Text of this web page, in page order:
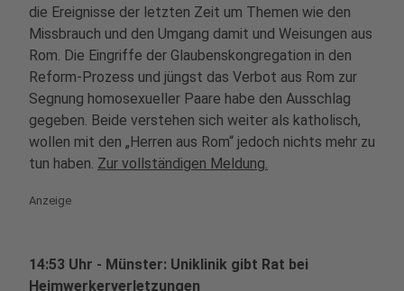
die Ereignisse der letzten Zeit um Themen wie den
Missbrauch und den Umgang damit und Weisungen aus
Rom. Die Eingriffe der Glaubenskongregation in den
Reform-Prozess und jüngst das Verbot aus Rom zur
Segnung homosexueller Paare habe den Ausschlag
gegeben. Beide verstehen sich weiter als katholisch,
wollen mit den „Herren aus Rom“ jedoch nichts mehr zu
tun haben. Zur vollständigen Meldung.
Anzeige
14:53 Uhr - Münster: Uniklinik gibt Rat bei
Heimwerkerverletzungen